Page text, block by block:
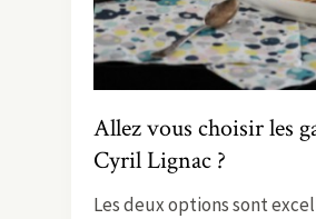
Allez vous choisir les
Cyril Lignac ?
Les deux options sont